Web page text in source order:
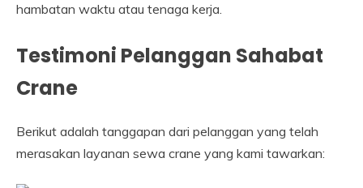
hambatan waktu atau tenaga kerja.
Testimoni Pelanggan Sahabat
Crane
Berikut adalah tanggapan dari pelanggan yang telah
merasakan layanan sewa crane yang kami tawarkan: